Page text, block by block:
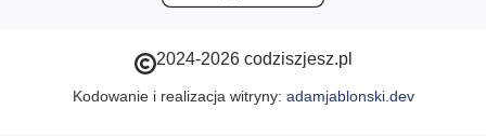
2024-2026 codziszjesz.pl
Kodowanie i realizacja witryny: adamjablonski.dev